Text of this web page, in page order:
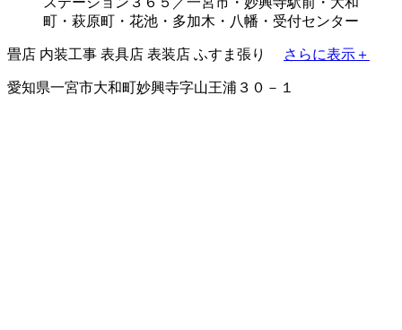
畳店 内装工事 表具店 表装店 ふすま張り さらに表示＋
愛知県一宮市大和町妙興寺字山王浦３０－１